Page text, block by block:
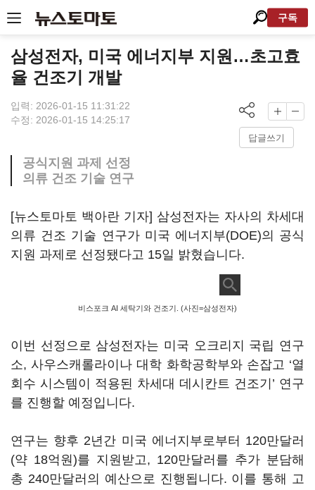
구독
삼성전자, 미국 에너지부 지원…초고효
율 건조기 개발
입력: 2026-01-15 11:31:22
수정: 2026-01-15 14:25:17
답글쓰기
공식지원 과제 선정
의류 건조 기술 연구
[뉴스토마토 백아란 기자] 삼성전자는 자사의 차세대
의류 건조 기술 연구가 미국 에너지부(DOE)의 공식
지원 과제로 선정됐다고 15일 밝혔습니다.
비스포크 AI 세탁기와 건조기. (사진=삼성전자)
이번 선정으로 삼성전자는 미국 오크리지 국립 연구
소, 사우스캐롤라이나 대학 화학공학부와 손잡고 ‘열
회수 시스템이 적용된 차세대 데시칸트 건조기’ 연구
를 진행할 예정입니다.
연구는 향후 2년간 미국 에너지부로부터 120만달러
(약 18억원)를 지원받고, 120만달러를 추가 분담해
총 240만달러의 예산으로 진행됩니다. 이를 통해 고